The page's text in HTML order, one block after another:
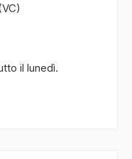
il lunedì.